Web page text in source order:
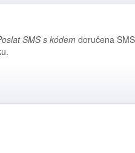
SMS s kódemdoručena